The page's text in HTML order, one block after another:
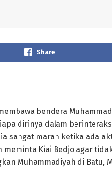
Share
bendera
dirinya dalam
sangat marah ketika ada
Kiai Bedjo agar
Muhammadiyah di Batu,